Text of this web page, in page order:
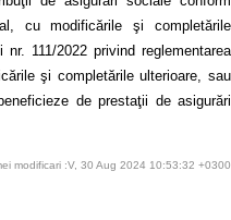
cu modificările şi completările
111/2022 privind reglementarea
şi completările ulterioare, sau
de prestaţii de asigurări
modificari :V, 30 Aug 2024 10:53:32 +0300